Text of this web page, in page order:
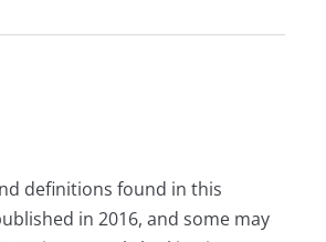
definitions found in this
in 2016, and some may